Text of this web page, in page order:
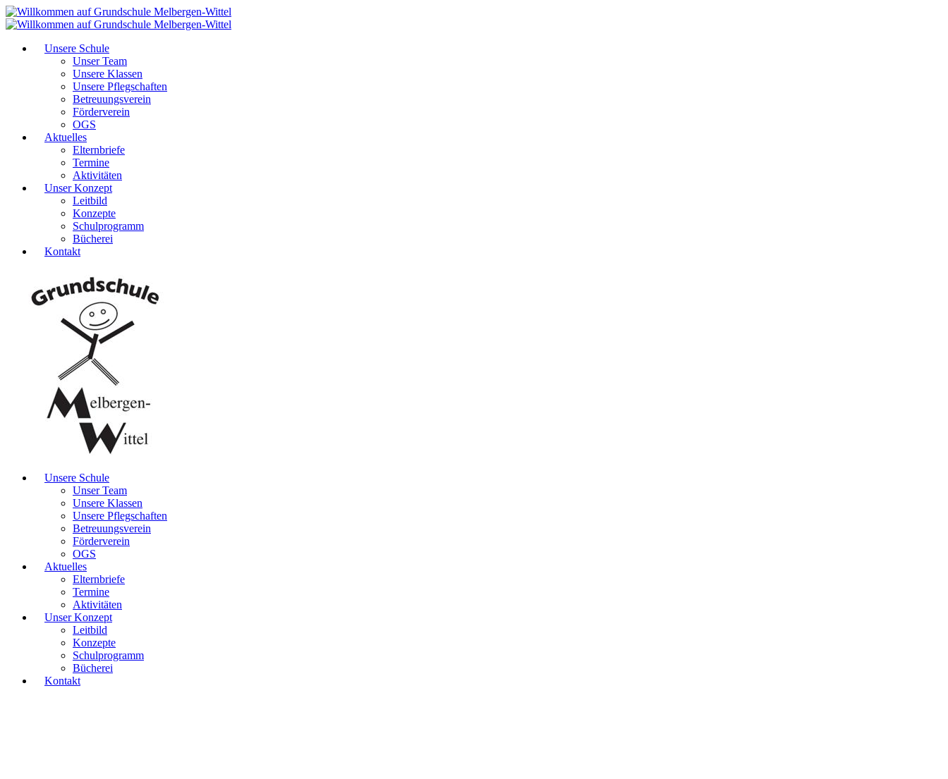
Unsere Schule
Unser Team
Unsere Klassen
Unsere Pflegschaften
Betreuungsverein
Förderverein
OGS
Aktuelles
Elternbriefe
Termine
Aktivitäten
Unser Konzept
Leitbild
Konzepte
Schulprogramm
Bücherei
Kontakt
Unsere Schule
Unser Team
Unsere Klassen
Unsere Pflegschaften
Betreuungsverein
Förderverein
OGS
Aktuelles
Elternbriefe
Termine
Aktivitäten
Unser Konzept
Leitbild
Konzepte
Schulprogramm
Bücherei
Kontakt